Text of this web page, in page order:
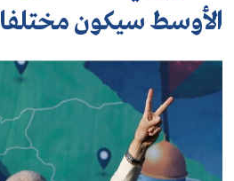
الأوسط سيكون مختلفا